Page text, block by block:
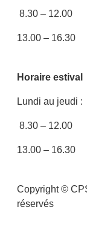
8.30 – 12.00
13.00 – 16.30
Horaire estival
Lundi au jeudi :
8.30 – 12.00
13.00 – 16.30
Copyright ©
réservés